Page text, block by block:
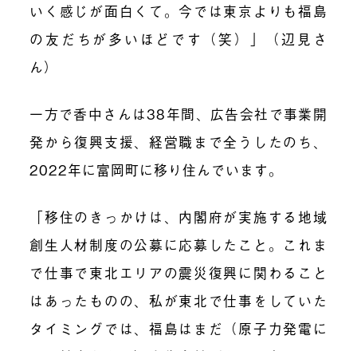
いく感じが面白くて。今では東京よりも福島
の友だちが多いほどです（笑）」（辺見さ
ん）
一方で香中さんは38年間、広告会社で事業開
発から復興支援、経営職まで全うしたのち、
2022年に富岡町に移り住んでいます。
「移住のきっかけは、内閣府が実施する地域
創生人材制度の公募に応募したこと。これま
で仕事で東北エリアの震災復興に関わること
はあったものの、私が東北で仕事をしていた
タイミングでは、福島はまだ（原子力発電に